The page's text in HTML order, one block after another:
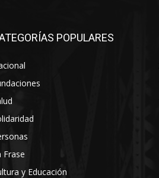
POPULARES
Frase
y Educación